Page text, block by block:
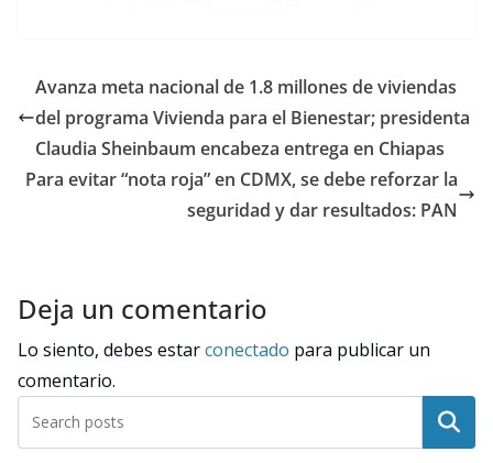
Avanza meta nacional de 1.8 millones de viviendas
del programa Vivienda para el Bienestar; presidenta
Claudia Sheinbaum encabeza entrega en Chiapas
Para evitar “nota roja” en CDMX, se debe reforzar la
seguridad y dar resultados: PAN
Deja un comentario
Lo siento, debes estarconectado para publicar un
comentario.
Buscar